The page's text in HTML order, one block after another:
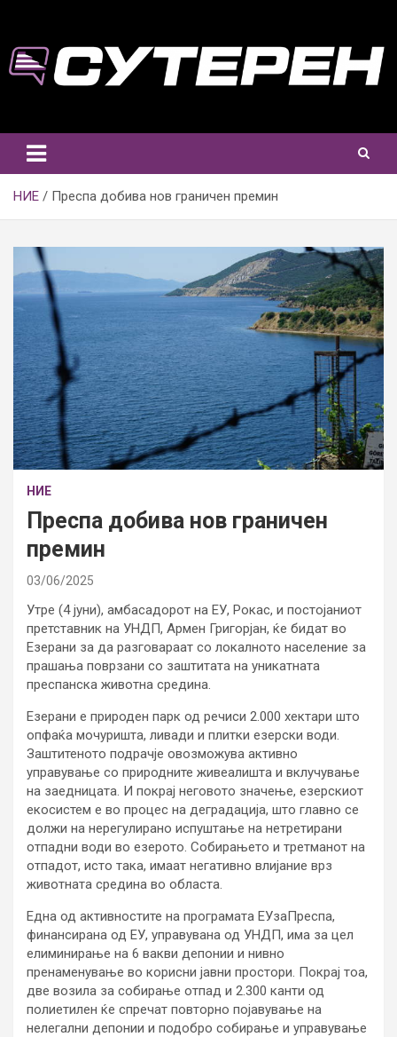
content
НИЕ Преспа добива нов граничен премин
НИЕ
Преспа добива нов граничен
премин
03/06/2025
Утре (4 јуни), амбасадорот на ЕУ, Рокас, и постојаниот
претставник на УНДП, Армен Григорјан, ќе бидат во
Езерани за да разговараат со локалното население за
прашања поврзани со заштитата на уникатната
преспанска животна средина.
Езерани е природен парк од речиси 2.000 хектари што
опфаќа мочуришта, ливади и плитки езерски води.
Заштитеното подрачје овозможува активно
управување со природните живеалишта и вклучување
на заедницата. И покрај неговото значење, езерскиот
екосистем е во процес на деградација, што главно се
должи на нерегулирано испуштање на нетретирани
отпадни води во езерото. Собирањето и третманот на
отпадот, исто така, имаат негативно влијание врз
животната средина во областа.
Една од активностите на програмата ЕУзаПреспа,
финансирана од ЕУ, управувана од УНДП, има за цел
елиминирање на 6 вакви депонии и нивно
пренаменување во корисни јавни простори. Покрај тоа,
две возила за собирање отпад и 2.300 канти од
полиетилен ќе спречат повторно појавување на
нелегални депонии и подобро собирање и управување